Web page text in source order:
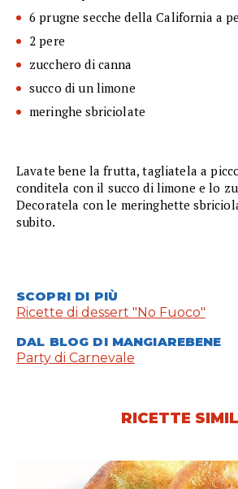
6 prugne secche della California a
2 pere
zucchero di canna
succo di un limone
meringhe sbriciolate
Lavate bene la frutta, tagliatela a
conditela con il succo di limone e lo
Decoratela con le meringhette
subito.
SCOPRI DI PIÙ
Ricette di dessert "No Fuoco"
DAL BLOG DI MANGIAREBENE
Party di Carnevale
RICETTE